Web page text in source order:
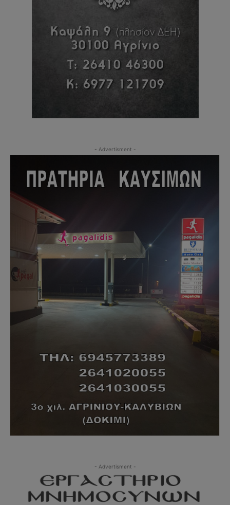
- Advertisment -
- Advertisment -